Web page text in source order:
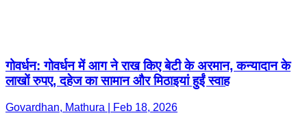
गोवर्धन: गोवर्धन में आग ने राख किए बेटी के अरमान, कन्यादान के
लाखों रुपए, दहेज का सामान और मिठाइयां हुईं स्वाह
Govardhan, Mathura | Feb 18, 2026